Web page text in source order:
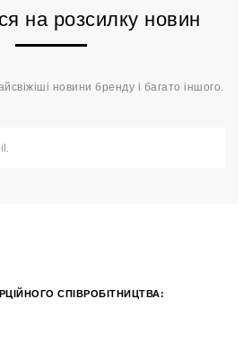
на розсилку новин
новини бренду і багато іншого.
СПІВРОБІТНИЦТВА: